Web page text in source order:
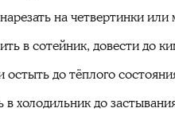
на четвертинки
в сотейник, довести до
остыть до тёплого
холодильник до